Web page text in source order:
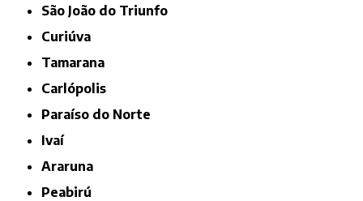
São João do Triunfo
Curiúva
Tamarana
Carlópolis
Paraíso do Norte
Ivaí
Araruna
Peabirú